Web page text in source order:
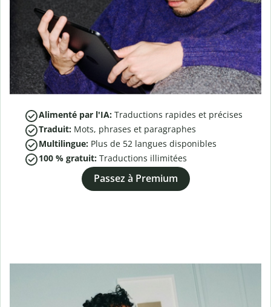
Alimenté par l'IA: Traductions rapides et précises
Traduit: Mots, phrases et paragraphes
Multilingue: Plus de 52 langues disponibles
100 % gratuit: Traductions illimitées
Passez à Premium